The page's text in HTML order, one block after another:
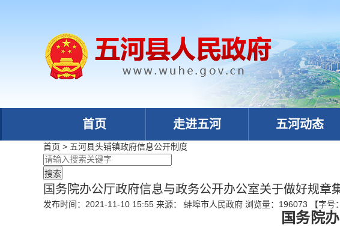
首页 走进五河 五河动态
首页 > 五河县头铺镇政府信息公开制度
国务院办公厅政府信息与政务公开办公室关于做好规章
发布时间：2021-11-10 15:55 来源： 蚌埠市人民政府 浏览量： 196073 【字号：
国务院